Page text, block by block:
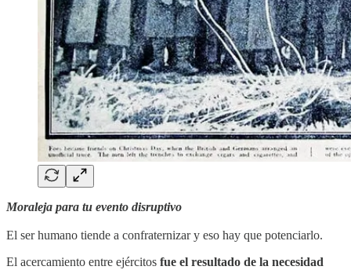
Moraleja para tu evento disruptivo
El ser humano tiende a confraternizar y eso hay que potenciarlo.
El acercamiento entre ejércitos fue el resultado de la necesidad